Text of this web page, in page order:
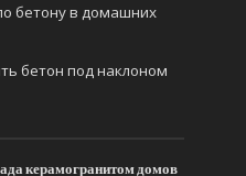
бетону в домашних
бетон под наклоном
керамогранитом домов